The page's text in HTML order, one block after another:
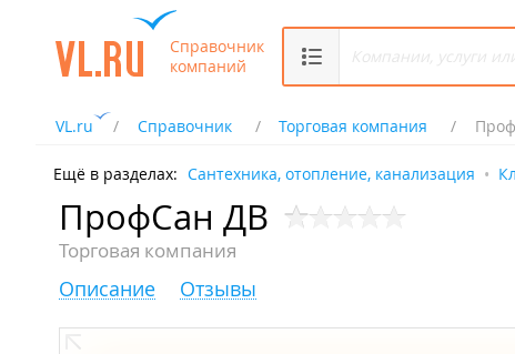
Справочник
компаний
VL.ru Справочник Торговая компания
Ещё в разделах: Сантехника, отопление, канализация
ПрофСан ДВ
Торговая компания
Описание Отзывы